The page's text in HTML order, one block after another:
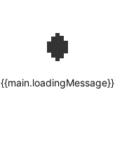
{{main.loadingMessage}}